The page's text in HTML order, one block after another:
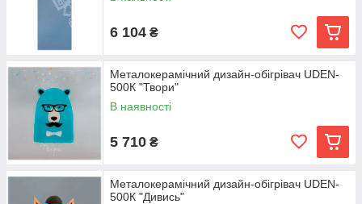
6 104 ₴
Металокерамічний дизайн-обігрівач UDEN-
500К "Твори"
В наявності
5 710 ₴
Металокерамічний дизайн-обігрівач UDEN-
500К "Дивись"